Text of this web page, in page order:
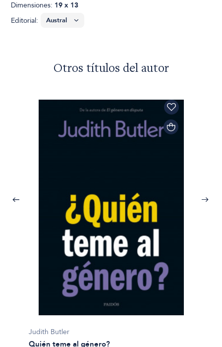
Dimensiones: 19 x 13
Editorial:
Otros títulos del autor
Judith Butler
Quién teme al género?